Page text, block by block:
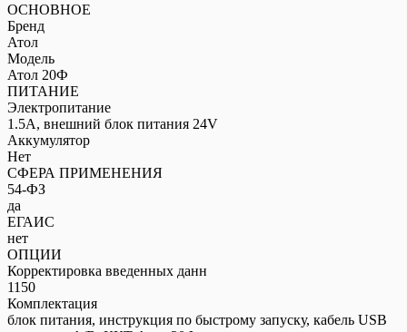
ОСНОВНОЕ
Бренд
Атол
Модель
Атол 20Ф
ПИТАНИЕ
Электропитание
1.5A, внешний блок питания 24V
Аккумулятор
Нет
СФЕРА ПРИМЕНЕНИЯ
54-ФЗ
да
ЕГАИС
нет
ОПЦИИ
Корректировка введенных данн
1150
Комплектация
блок питания, инструкция по быстрому запуску, кабель USB